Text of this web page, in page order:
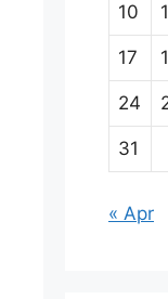
10
17
24
31
« Apr